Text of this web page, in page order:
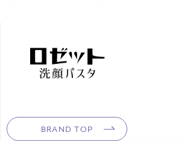
【JANコード】4901696541616
■製品サイズ：W46×D26×H100mm
BRAND TOP